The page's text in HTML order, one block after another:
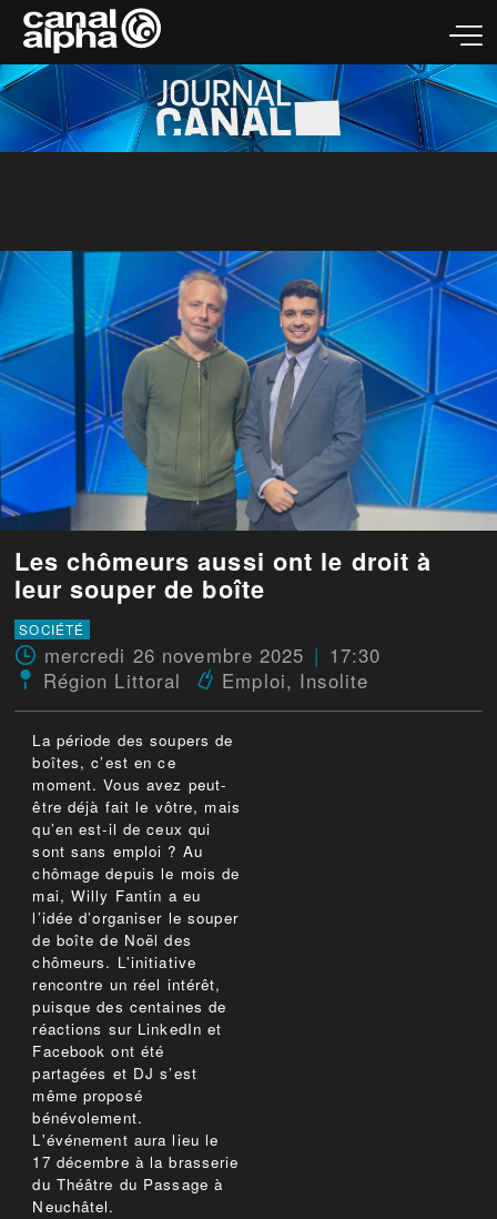
Les chômeurs aussi ont le droit à
leur souper de boîte
SOCIÉTÉ
mercredi 26 novembre 2025
17:30
Région Littoral
Emploi, Insolite
La période des soupers de
boîtes, c’est en ce
moment. Vous avez peut-
être déjà fait le vôtre, mais
qu’en est-il de ceux qui
sont sans emploi ? Au
chômage depuis le mois de
mai, Willy Fantin a eu
l’idée d’organiser le souper
de boîte de Noël des
chômeurs. L'initiative
rencontre un réel intérêt,
puisque des centaines de
réactions sur LinkedIn et
Facebook ont été
partagées et DJ s’est
même proposé
bénévolement.
L'événement aura lieu le
17 décembre à la brasserie
du Théâtre du Passage à
Neuchâtel.